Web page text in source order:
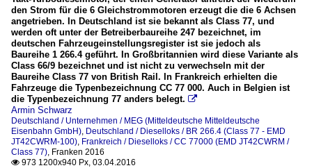
den Strom für die 6 Gleichstrommotoren erzeugt die die 6 Achsen
angetrieben. In Deutschland ist sie bekannt als Class 77, und
werden oft unter der Betreiberbaureihe 247 bezeichnet, im
deutschen Fahrzeugeinstellungsregister ist sie jedoch als
Baureihe 1 266.4 geführt. In Großbritannien wird diese Variante als
Class 66/9 bezeichnet und ist nicht zu verwechseln mit der
Baureihe Class 77 von British Rail. In Frankreich erhielten die
Fahrzeuge die Typenbezeichnung CC 77 000. Auch in Belgien ist
die Typenbezeichnung 77 anders belegt. 
Armin Schwarz
Deutschland / Unternehmen / MEG (Mitteldeutsche Mitteldeutsche
Eisenbahn GmbH), Deutschland / Dieselloks / BR 266.4 (Class 77 - EMD
JT42CWRM-100), Frankreich / Dieselloks / CC 77000 (EMD JT42CWRM /
Class 77), Franken 2016
 973 1200x940 Px, 03.04.2016